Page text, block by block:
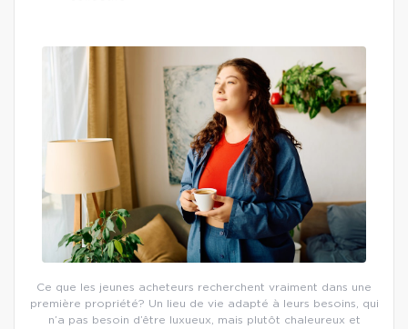
Ce que les jeunes acheteurs recherchent vraiment dans une
première propriété? Un lieu de vie adapté à leurs besoins, qui
n’a pas besoin d’être luxueux, mais plutôt chaleureux et